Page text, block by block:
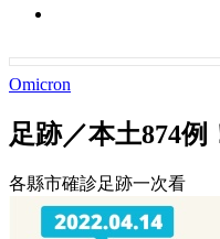
Omicron
足跡／本土874
各縣市確診足跡一次看